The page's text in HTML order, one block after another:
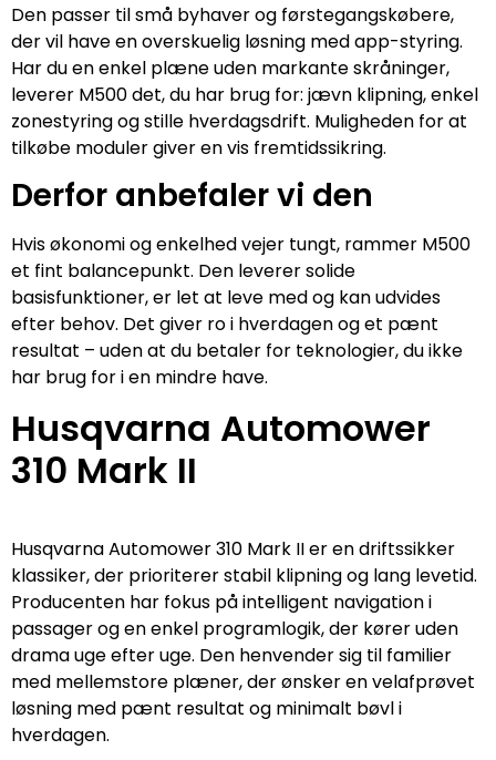
Den passer til små byhaver og førstegangskøbere,
der vil have en overskuelig løsning med app-styring.
Har du en enkel plæne uden markante skråninger,
leverer M500 det, du har brug for: jævn klipning, enkel
zonestyring og stille hverdagsdrift. Muligheden for at
tilkøbe moduler giver en vis fremtidssikring.
Derfor anbefaler vi den
Hvis økonomi og enkelhed vejer tungt, rammer M500
et fint balancepunkt. Den leverer solide
basisfunktioner, er let at leve med og kan udvides
efter behov. Det giver ro i hverdagen og et pænt
resultat – uden at du betaler for teknologier, du ikke
har brug for i en mindre have.
Husqvarna Automower
310 Mark II
Husqvarna Automower 310 Mark II er en driftssikker
klassiker, der prioriterer stabil klipning og lang levetid.
Producenten har fokus på intelligent navigation i
passager og en enkel programlogik, der kører uden
drama uge efter uge. Den henvender sig til familier
med mellemstore plæner, der ønsker en velafprøvet
løsning med pænt resultat og minimalt bøvl i
hverdagen.